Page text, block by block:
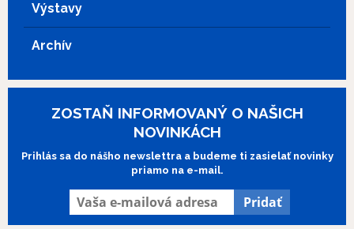
Výstavy
Archív
ZOSTAŇ INFORMOVANÝ O NAŠICH
NOVINKÁCH
Prihlás sa do nášho newslettra a budeme ti zasielať novinky
priamo na e-mail.